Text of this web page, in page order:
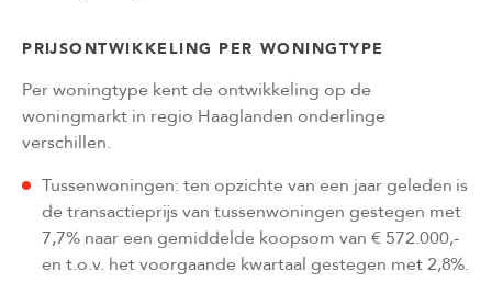
PRIJSONTWIKKELING PER WONINGTYPE
Per woningtype kent de ontwikkeling op de
woningmarkt in regio Haaglanden onderlinge
verschillen.
Tussenwoningen: ten opzichte van een jaar geleden is
de transactieprijs van tussenwoningen gestegen met
7,7% naar een gemiddelde koopsom van € 572.000,-
en t.o.v. het voorgaande kwartaal gestegen met 2,8%.